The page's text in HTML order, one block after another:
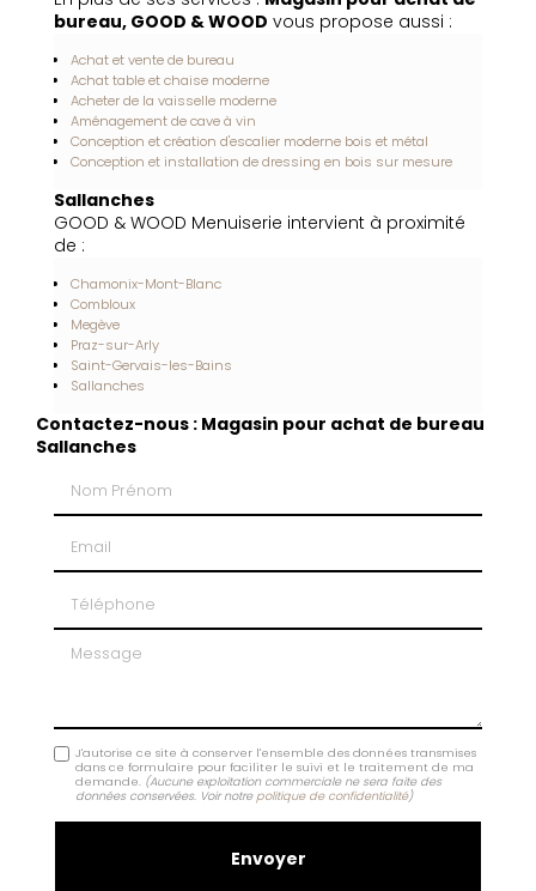
bureau, GOOD & WOOD vous propose aussi :
Achat et vente de bureau
Achat table et chaise moderne
Acheter de la vaisselle moderne
Aménagement de cave à vin
Conception et création d'escalier moderne bois et métal
Conception et installation de dressing en bois sur mesure
Sallanches
GOOD & WOOD Menuiserie intervient à proximité
de :
Chamonix-Mont-Blanc
Combloux
Megève
Praz-sur-Arly
Saint-Gervais-les-Bains
Sallanches
Contactez-nous : Magasin pour achat de bureau
Sallanches
Message
J'autorise ce site à conserver l'ensemble des données transmises
dans ce formulaire pour faciliter le suivi et le traitement de ma
demande. (Aucune exploitation commerciale ne sera faite des
données conservées. Voir notre politique de confidentialité)